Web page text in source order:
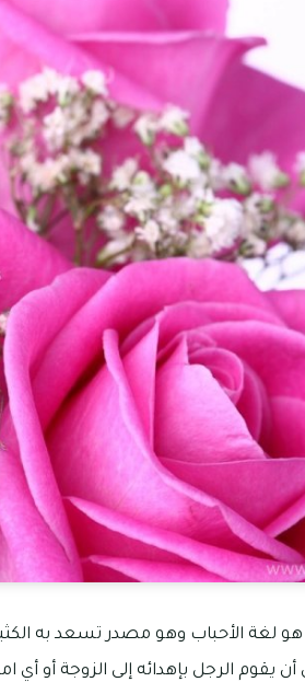
هو لغة الأحباب وهو مصدر تسعد به
أن يقوم الرجل بإهدائه إلى الزوجة أو